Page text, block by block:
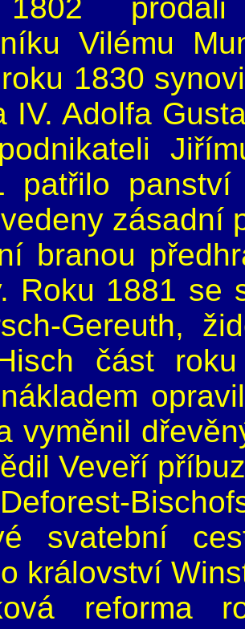
prodali
Vilému
1830
IV. Adolfa
patřilo
zásadní
branou
Roku 1881 se
Gereuth,
část
vyměnil
Veveří
svatební
království
reforma